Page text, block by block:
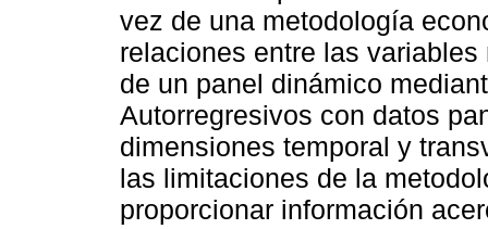
vez de una metodología
relaciones entre las
de un panel dinámico
Autorregresivos con datos
dimensiones temporal y
las limitaciones de la
proporcionar información